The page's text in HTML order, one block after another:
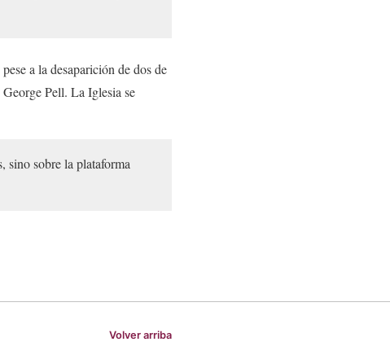
a la desaparición de dos de
Pell. La Iglesia se
sino sobre la plataforma
Volver arriba